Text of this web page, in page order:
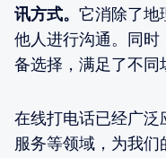
讯方式。 它消除了地
他人进行沟通。同时
备选择，满足了不同
在线打电话已经广泛
服务等领域，为我